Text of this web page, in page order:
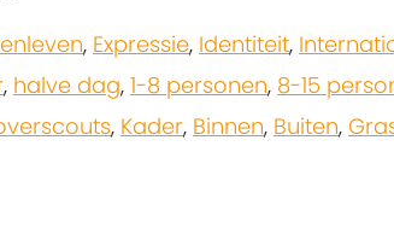
, Expressie, Identiteit,
, halve dag, 1-8 personen, 8-15
, Kader, Binnen, Buiten,